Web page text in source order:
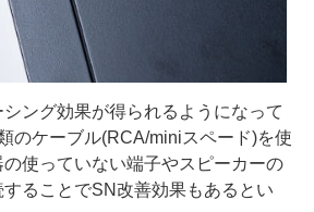
ング効果が得られるようになって
のケーブル(RCA/miniスペード)を使
使っていない端子やスピーカーの
ることでSN改善効果もあるとい